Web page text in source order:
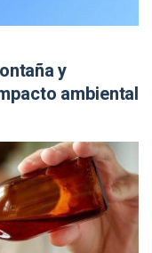
y
ambiental